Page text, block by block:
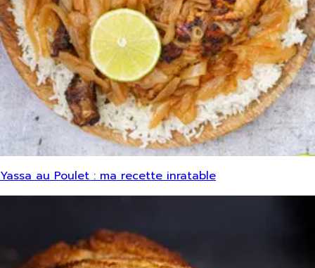
Yassa au Poulet : ma recette inratable